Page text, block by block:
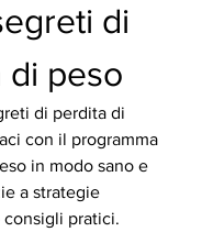
di
di peso
di perdita di
con il programma
in modo sano e
a strategie
pratici.